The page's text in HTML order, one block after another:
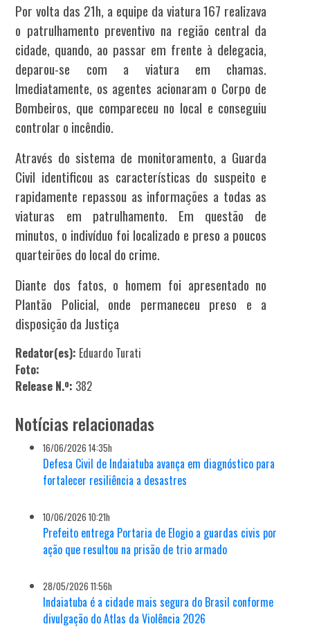
Por volta das 21h, a equipe da viatura 167 realizava
o patrulhamento preventivo na região central da
cidade, quando, ao passar em frente à delegacia,
deparou-se com a viatura em chamas.
Imediatamente, os agentes acionaram o Corpo de
Bombeiros, que compareceu no local e conseguiu
controlar o incêndio.
Através do sistema de monitoramento, a Guarda
Civil identificou as características do suspeito e
rapidamente repassou as informações a todas as
viaturas em patrulhamento. Em questão de
minutos, o indivíduo foi localizado e preso a poucos
quarteirões do local do crime.
Diante dos fatos, o homem foi apresentado no
Plantão Policial, onde permaneceu preso e a
disposição da Justiça
Redator(es): Eduardo Turati
Foto:
Release N.º: 382
Notícias relacionadas
16/06/2026 14:35h
Defesa Civil de Indaiatuba avança em diagnóstico para
fortalecer resiliência a desastres
10/06/2026 10:21h
Prefeito entrega Portaria de Elogio a guardas civis por
ação que resultou na prisão de trio armado
28/05/2026 11:56h
Indaiatuba é a cidade mais segura do Brasil conforme
divulgação do Atlas da Violência 2026